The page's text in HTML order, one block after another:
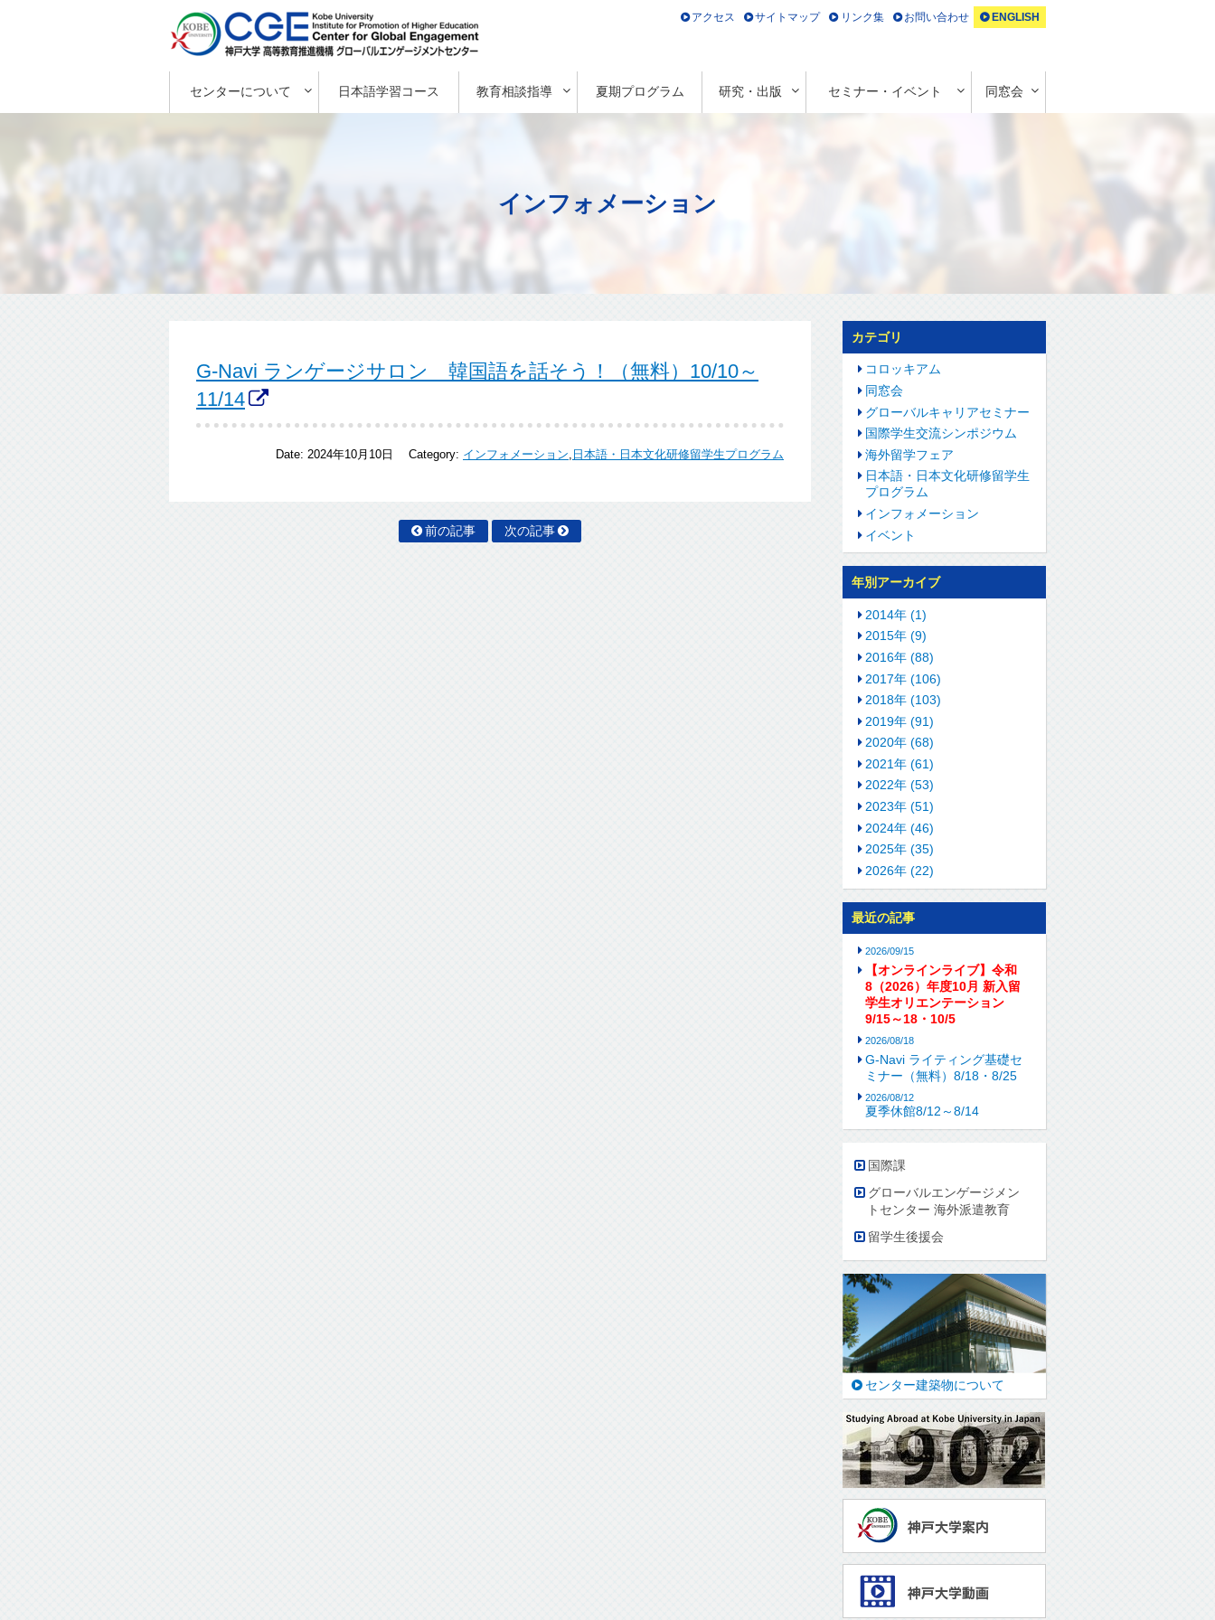
センターについて 日本語学習コース 教育相談指導 夏期プログラム 研究・出版 セミナー・イベント 同窓会
アクセス サイトマップ リンク集 お問い合わせ ENGLISH
インフォメーション
G-Navi ランゲージサロン 韓国語を話そう！（無料）10/10～
11/14
Date:2024年10月10日 Category: インフォメーション, 日本語・日本文化研修留学生プログラム
前の記事 次の記事
カテゴリ
コロッキアム
同窓会
グローバルキャリアセミナー
国際学生交流シンポジウム
海外留学フェア
日本語・日本文化研修留学生
プログラム
インフォメーション
イベント
年別アーカイブ
2014年 (1)
2015年 (9)
2016年 (88)
2017年 (106)
2018年 (103)
2019年 (91)
2020年 (68)
2021年 (61)
2022年 (53)
2023年 (51)
2024年 (46)
2025年 (35)
2026年 (22)
最近の記事
2026/09/15
【オンラインライブ】令和
8（2026）年度10月 新入留
学生オリエンテーション
9/15～18・10/5
2026/08/18
G-Navi ライティング基礎セ
ミナー（無料）8/18・8/25
2026/08/12
夏季休館8/12～8/14
国際課
グローバルエンゲージメン
トセンター 海外派遣教育
留学生後援会
センター建築物について